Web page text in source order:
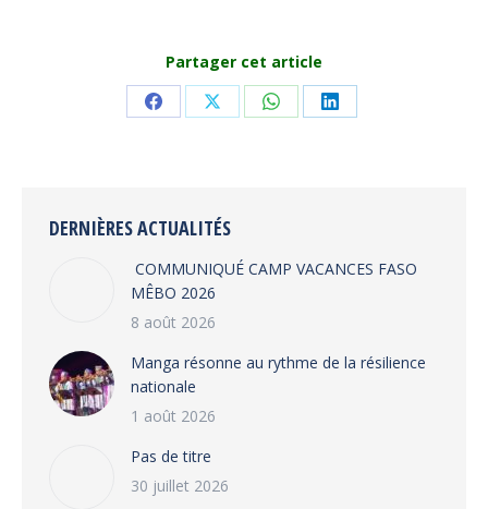
Partager cet article
Share Share Share Share
DERNIÈRES ACTUALITÉS
COMMUNIQUÉ CAMP VACANCES FASO
MÊBO 2026
8 août 2026
Manga résonne au rythme de la résilience
nationale
1 août 2026
Pas de titre
30 juillet 2026